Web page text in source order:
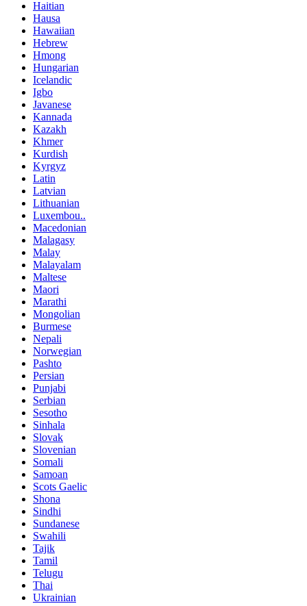
Haitian
Hausa
Hawaiian
Hebrew
Hmong
Hungarian
Icelandic
Igbo
Javanese
Kannada
Kazakh
Khmer
Kurdish
Kyrgyz
Latin
Latvian
Lithuanian
Luxembou..
Macedonian
Malagasy
Malay
Malayalam
Maltese
Maori
Marathi
Mongolian
Burmese
Nepali
Norwegian
Pashto
Persian
Punjabi
Serbian
Sesotho
Sinhala
Slovak
Slovenian
Somali
Samoan
Scots Gaelic
Shona
Sindhi
Sundanese
Swahili
Tajik
Tamil
Telugu
Thai
Ukrainian